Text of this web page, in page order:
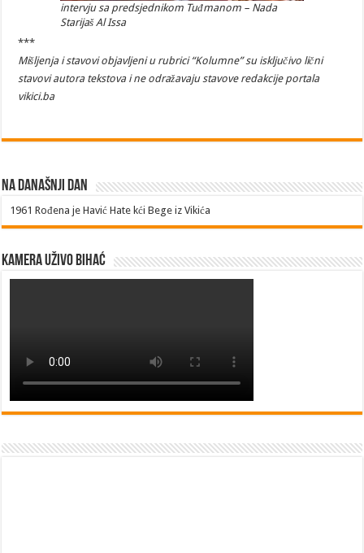
intervju sa predsjednikom Tuđmanom – Nada
Starijaš Al Issa
***
Mišljenja i stavovi objavljeni u rubrici “Kolumne” su isključivo lični
stavovi autora tekstova i ne odražavaju stavove redakcije portala
vikici.ba
Na današnji dan
1961 Rođena je Havić Hate kći Bege iz Vikića
Kamera uživo Bihać